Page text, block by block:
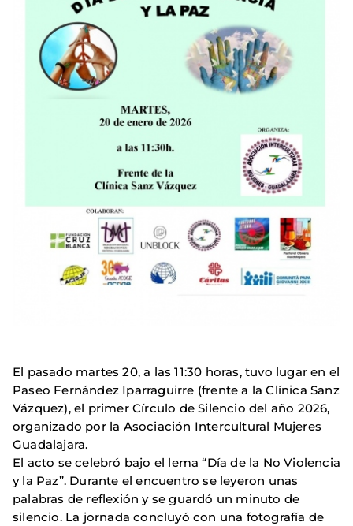
El pasado martes 20, a las 11:30 horas, tuvo lugar en el
Paseo Fernández Iparraguirre (frente a la Clínica Sanz
Vázquez), el primer Círculo de Silencio del año 2026,
organizado por la Asociación Intercultural Mujeres
Guadalajara.
El acto se celebró bajo el lema “Día de la No Violencia
y la Paz”. Durante el encuentro se leyeron unas
palabras de reflexión y se guardó un minuto de
silencio. La jornada concluyó con una fotografía de